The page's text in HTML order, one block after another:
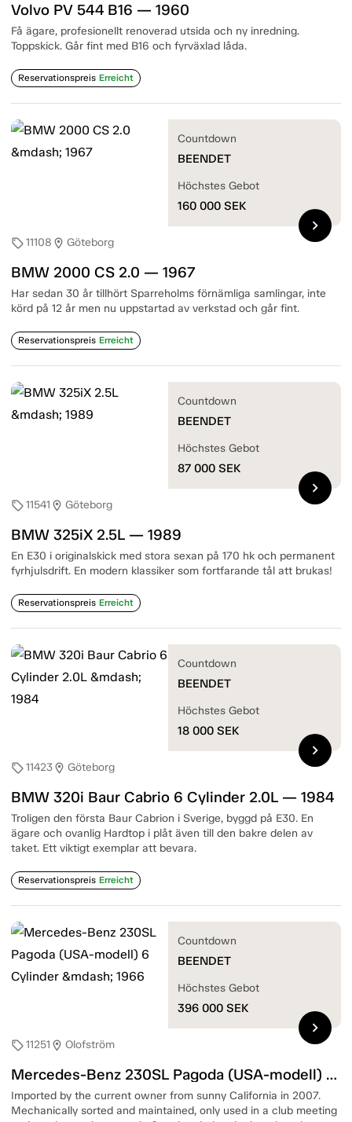
Volvo PV 544 B16 — 1960
Få ägare, profesionellt renoverad utsida och ny inredning.
Toppskick. Går fint med B16 och fyrväxlad låda.
Reservationspreis Erreicht
sell11108 location_on Göteborg
BMW 2000 CS 2.0 — 1967
Har sedan 30 år tillhört Sparreholms förnämliga samlingar, inte
körd på 12 år men nu uppstartad av verkstad och går fint.
Reservationspreis Erreicht
Countdown
BEENDET
Höchstes Gebot
160 000 SEK
chevron_right
sell11541 location_on Göteborg
BMW 325iX 2.5L — 1989
En E30 i originalskick med stora sexan på 170 hk och permanent
fyrhjulsdrift. En modern klassiker som fortfarande tål att brukas!
Reservationspreis Erreicht
Countdown
BEENDET
Höchstes Gebot
87 000 SEK
chevron_right
sell11423location_on Göteborg
BMW 320i Baur Cabrio 6 Cylinder 2.0L — 1984
Troligen den första Baur Cabrion i Sverige, byggd på E30. En
ägare och ovanlig Hardtop i plåt även till den bakre delen av
taket. Ett viktigt exemplar att bevara.
Reservationspreis Erreicht
Countdown
BEENDET
Höchstes Gebot
18 000 SEK
chevron_right
sell11251 location_on Olofström
Mercedes-Benz 230SL Pagoda (USA-modell) 6 Cylinder — 1966
Imported by the current owner from sunny California in 2007.
Mechanically sorted and maintained, only used in a club meeting
Countdown
BEENDET
Höchstes Gebot
396 000 SEK
chevron_right